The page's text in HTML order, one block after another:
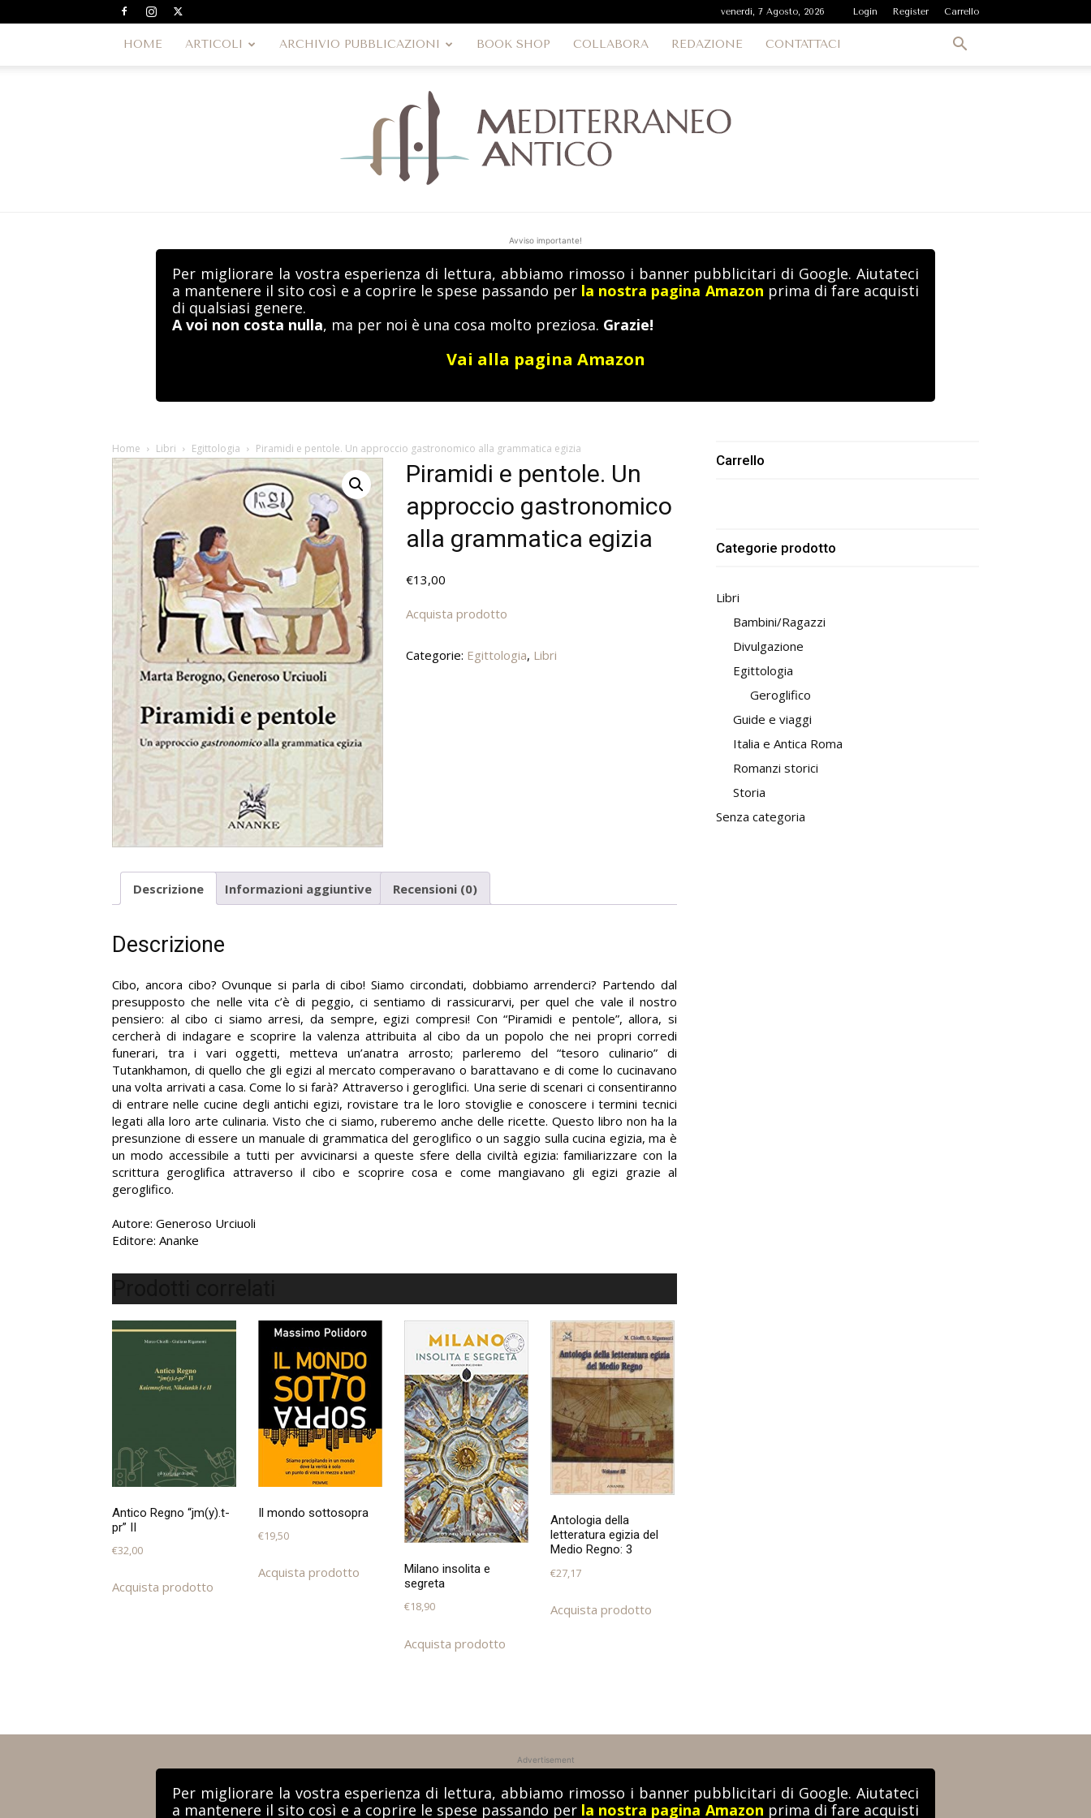
venerdì, 7 Agosto, 2026 Login Register Carrello
HOME ARTICOLI ARCHIVIO PUBBLICAZIONI BOOK SHOP COLLABORA REDAZIONE CONTATTACI
MediterraneoAntico
Avviso importante!
Per migliorare la vostra esperienza di lettura, abbiamo rimosso i banner pubblicitari di Google. Aiutateci
a mantenere il sito così e a coprire le spese passando per la nostra pagina Amazon prima di fare acquisti
di qualsiasi genere.
A voi non costa nulla, ma per noi è una cosa molto preziosa. Grazie!
Vai alla pagina Amazon
Home Libri Egittologia Piramidi e pentole. Un approccio gastronomico alla grammatica egizia
Piramidi e pentole. Un
approccio gastronomico
alla grammatica egizia
€13,00
Acquista prodotto
Categorie: Egittologia, Libri
Descrizione Informazioni aggiuntive Recensioni (0)
Descrizione
Cibo, ancora cibo? Ovunque si parla di cibo! Siamo circondati, dobbiamo arrenderci? Partendo dal
presupposto che nelle vita c’è di peggio, ci sentiamo di rassicurarvi, per quel che vale il nostro
pensiero: al cibo ci siamo arresi, da sempre, egizi compresi! Con “Piramidi e pentole”, allora, si
cercherà di indagare e scoprire la valenza attribuita al cibo da un popolo che nei propri corredi
funerari, tra i vari oggetti, metteva un’anatra arrosto; parleremo del “tesoro culinario” di
Tutankhamon, di quello che gli egizi al mercato comperavano o barattavano e di come lo cucinavano
una volta arrivati a casa. Come lo si farà? Attraverso i geroglifici. Una serie di scenari ci consentiranno
di entrare nelle cucine degli antichi egizi, rovistare tra le loro stoviglie e conoscere i termini tecnici
legati alla loro arte culinaria. Visto che ci siamo, ruberemo anche delle ricette. Questo libro non ha la
presunzione di essere un manuale di grammatica del geroglifico o un saggio sulla cucina egizia, ma è
un modo accessibile a tutti per avvicinarsi a queste sfere della civiltà egizia: familiarizzare con la
scrittura geroglifica attraverso il cibo e scoprire cosa e come mangiavano gli egizi grazie al
geroglifico.
Autore: Generoso Urciuoli
Editore: Ananke
Antico Regno “jm(y).t-
pr” II
€32,00
Acquista prodotto
Il mondo sottosopra
€19,50
Acquista prodotto
Milano insolita e
segreta
€18,90
Acquista prodotto
Antologia della
letteratura egizia del
Medio Regno: 3
€27,17
Acquista prodotto
Carrello
Categorie prodotto
Libri
Bambini/Ragazzi
Divulgazione
Egittologia
Geroglifico
Guide e viaggi
Italia e Antica Roma
Romanzi storici
Storia
Senza categoria
Advertisement
Per migliorare la vostra esperienza di lettura, abbiamo rimosso i banner pubblicitari di Google. Aiutateci
a mantenere il sito così e a coprire le spese passando per la nostra pagina Amazon prima di fare acquisti